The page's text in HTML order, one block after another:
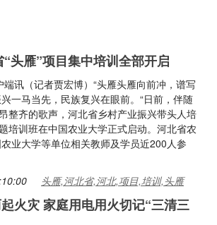
头雁”项目集中培训全部开启
端讯（记者贾宏博）“头雁头雁向前冲，谱写
一马当先，民族复兴在眼前。“日前，伴随
整齐的歌声，河北省乡村产业振兴带头人培
培训班在中国农业大学正式启动。河北省农
业大学等单位相关教师及学员近200人参
头雁,河北省,河北,项目,培训,头雁
火灾 家庭用电用火切记“三清三